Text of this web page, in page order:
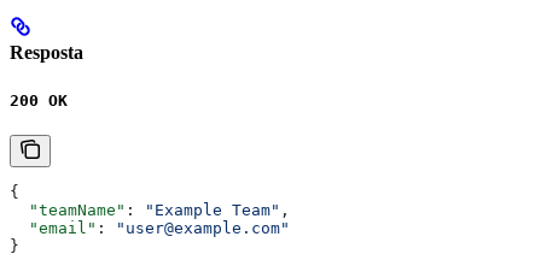
Resposta
200 OK
{
  "teamName"
: "Example Team" ,
  "email"
:
"user@example.com"
}